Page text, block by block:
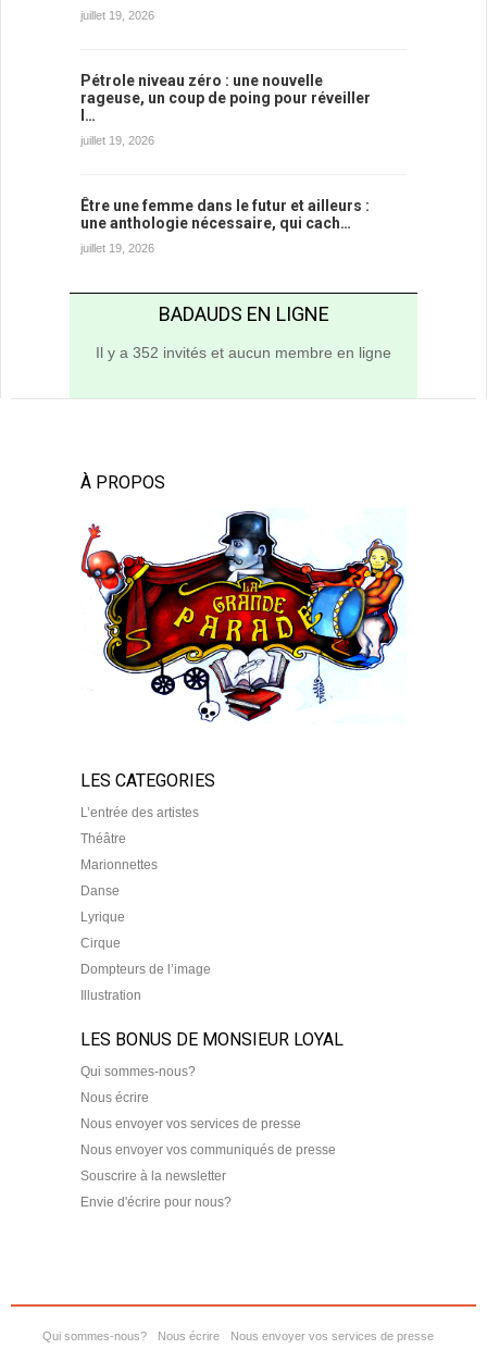
juillet 19, 2026
Pétrole niveau zéro : une nouvelle
rageuse, un coup de poing pour réveiller
l…
juillet 19, 2026
Être une femme dans le futur et ailleurs :
une anthologie nécessaire, qui cach…
juillet 19, 2026
BADAUDS EN LIGNE
Il y a 352 invités et aucun membre en ligne
À PROPOS
LES CATEGORIES
L’entrée des artistes
Théâtre
Marionnettes
Danse
Lyrique
Cirque
Dompteurs de l’image
Illustration
LES BONUS DE MONSIEUR LOYAL
Qui sommes-nous?
Nous écrire
Nous envoyer vos services de presse
Nous envoyer vos communiqués de presse
Souscrire à la newsletter
Envie d'écrire pour nous?
Qui sommes-nous? Nous écrire Nous envoyer vos services de presse